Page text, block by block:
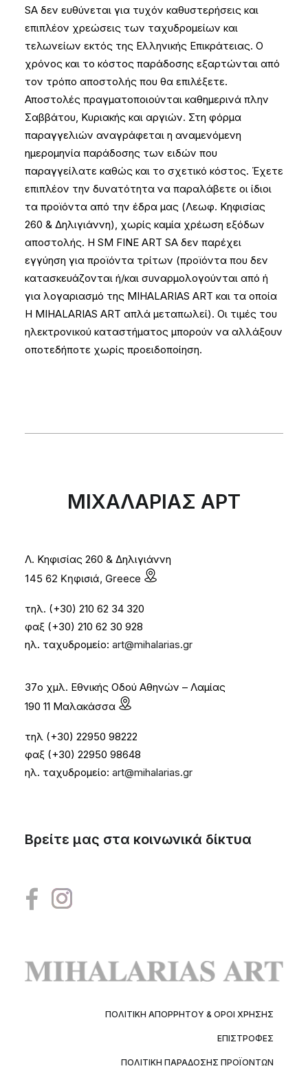
SA δεν ευθύνεται για τυχόν καθυστερήσεις και
επιπλέον χρεώσεις των ταχυδρομείων και
τελωνείων εκτός της Ελληνικής Επικράτειας. Ο
χρόνος και το κόστος παράδοσης εξαρτώνται από
τον τρόπο αποστολής που θα επιλέξετε.
Αποστολές πραγματοποιούνται καθημερινά πλην
Σαββάτου, Κυριακής και αργιών. Στη φόρμα
παραγγελιών αναγράφεται η αναμενόμενη
ημερομηνία παράδοσης των ειδών που
παραγγείλατε καθώς και το σχετικό κόστος. Έχετε
επιπλέον την δυνατότητα να παραλάβετε οι ίδιοι
τα προϊόντα από την έδρα μας (Λεωφ. Κηφισίας
260 & Δηλιγιάννη), χωρίς καμία χρέωση εξόδων
αποστολής. Η SM FINE ART SA δεν παρέχει
εγγύηση για προϊόντα τρίτων (προϊόντα που δεν
κατασκευάζονται ή/και συναρμολογούνται από ή
για λογαριασμό της MIHALARIAS ART και τα οποία
Η MIHALARIAS ART απλά μεταπωλεί). Οι τιμές του
ηλεκτρονικού καταστήματος μπορούν να αλλάξουν
οποτεδήποτε χωρίς προειδοποίηση.
ΜΙΧΑΛΑΡΙΑΣ ΑΡΤ
Λ. Κηφισίας 260 & Δηλιγιάννη
145 62 Κηφισιά, Greece
τηλ. (+30) 210 62 34 320
φαξ (+30) 210 62 30 928
ηλ. ταχυδρομείο: art@mihalarias.gr
37ο χμλ. Εθνικής Οδού Αθηνών – Λαμίας
190 11 Μαλακάσσα
τηλ (+30) 22950 98222
φαξ (+30) 22950 98648
ηλ. ταχυδρομείο: art@mihalarias.gr
Βρείτε μας στα κοινωνικά δίκτυα
ΠΟΛΙΤΙΚΉ ΑΠΟΡΡΉΤΟΥ & ΌΡΟΙ ΧΡΉΣΗΣ
ΕΠΙΣΤΡΟΦΈΣ
ΠΟΛΙΤΙΚΉ ΠΑΡΆΔΟΣΗΣ ΠΡΟΪΌΝΤΩΝ